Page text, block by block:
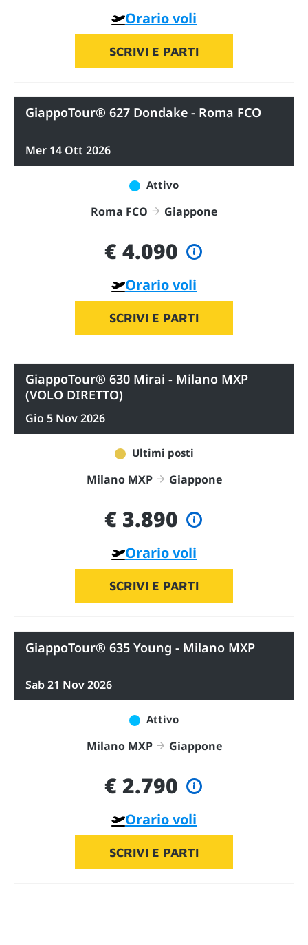
Orario voli
SCRIVI E PARTI
GiappoTour® 627 Dondake - Roma FCO
Mer 14 Ott 2026
Attivo
Roma FCO Giappone
€ 4.090
Orario voli
SCRIVI E PARTI
GiappoTour® 630 Mirai - Milano MXP
(VOLO DIRETTO)
Gio 5 Nov 2026
Ultimi posti
Milano MXP Giappone
€ 3.890
Orario voli
SCRIVI E PARTI
GiappoTour® 635 Young - Milano MXP
Sab 21 Nov 2026
Attivo
Milano MXP Giappone
€ 2.790
Orario voli
SCRIVI E PARTI